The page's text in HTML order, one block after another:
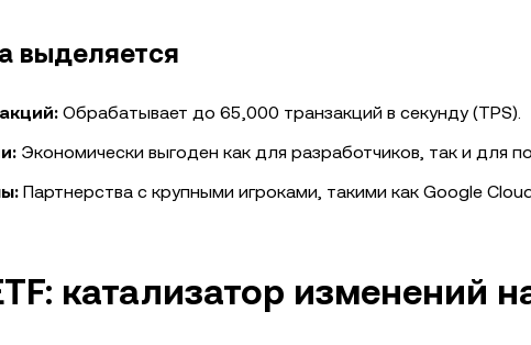
выделяется
Обрабатывает до 65,000 транзакций в секунду (TPS).
Экономически выгоден как для разработчиков, так и для
Партнерства с крупными игроками, такими как Google
катализатор изменений